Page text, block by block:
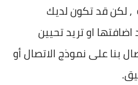
, لكن قد تكون لديك
او تريد تحيين
بنا على نموذج الاتصال أو